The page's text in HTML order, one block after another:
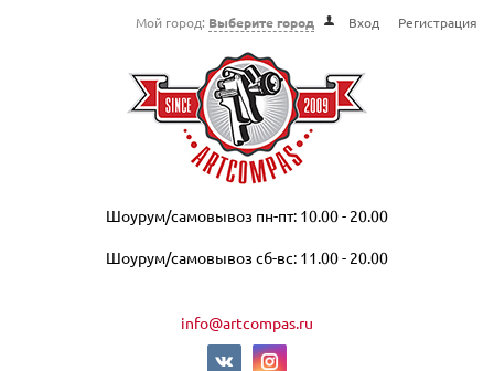
Мой город: Выберите город Вход Регистрация
Шоурум/самовывоз пн-пт: 10.00 - 20.00
Шоурум/самовывоз сб-вс: 11.00 - 20.00
info@artcompas.ru